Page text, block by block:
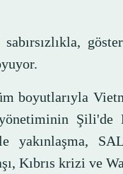
boyutlarıyla
Şili'de
yakınlaşma,
Kıbrıs krizi ve